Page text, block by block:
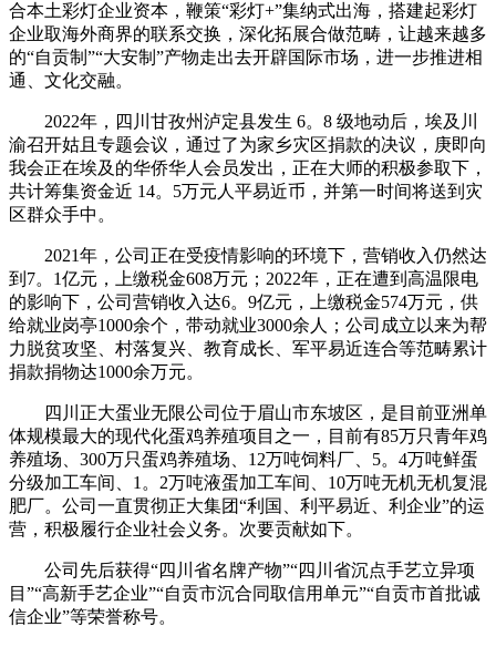
合本土彩灯企业资本，鞭策“彩灯+”集纳式出海，搭建起彩灯
企业取海外商界的联系交换，深化拓展合做范畴，让越来越多
的“自贡制”“大安制”产物走出去开辟国际市场，进一步推进相
通、文化交融。
2022年，四川甘孜州泸定县发生 6。8 级地动后，埃及川
渝召开姑且专题会议，通过了为家乡灾区捐款的决议，庚即向
我会正在埃及的华侨华人会员发出，正在大师的积极参取下，
共计筹集资金近 14。5万元人平易近币，并第一时间将送到灾
区群众手中。
2021年，公司正在受疫情影响的环境下，营销收入仍然达
到7。1亿元，上缴税金608万元；2022年，正在遭到高温限电
的影响下，公司营销收入达6。9亿元，上缴税金574万元，供
给就业岗亭1000余个，带动就业3000余人；公司成立以来为帮
力脱贫攻坚、村落复兴、教育成长、军平易近连合等范畴累计
捐款捐物达1000余万元。
四川正大蛋业无限公司位于眉山市东坡区，是目前亚洲单
体规模最大的现代化蛋鸡养殖项目之一，目前有85万只青年鸡
养殖场、300万只蛋鸡养殖场、12万吨饲料厂、5。4万吨鲜蛋
分级加工车间、1。2万吨液蛋加工车间、10万吨无机无机复混
肥厂。公司一直贯彻正大集团“利国、利平易近、利企业”的运
营，积极履行企业社会义务。次要贡献如下。
公司先后获得“四川省名牌产物”“四川省沉点手艺立异项
目”“高新手艺企业”“自贡市沉合同取信用单元”“自贡市首批诚
信企业”等荣誉称号。